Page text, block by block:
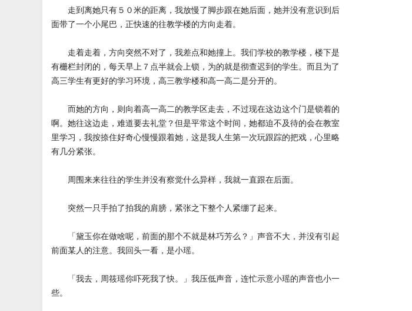
走到离她只有５０米的距离，我放慢了脚步跟在她后面，她并没有意识到后
面带了一个小尾巴，正快速的往教学楼的方向走着。
走着走着，方向突然不对了，我差点和她撞上。我们学校的教学楼，楼下是
有栅栏封闭的，每天早上７点半就会上锁，为的就是彻查迟到的学生。而且为了
高三学生有更好的学习环境，高三教学楼和高一高二是分开的。
而她的方向，则向着高一高二的教学区走去，不过现在这边这个门是锁着的
啊。她往这边走，难道要去礼堂？但是平常这个时间，她都迫不及待的会在教室
里学习，我按捺住好奇心慢慢跟着她，这是我人生第一次玩跟踪的把戏，心里略
有几分紧张。
周围来来往往的学生并没有察觉什么异样，我就一直跟在后面。
突然一只手拍了拍我的肩膀，紧张之下整个人紧绷了起来。
「黛玉你在做啥呢，前面的那个不就是林巧芳么？」声音不大，并没有引起
前面某人的注意。我回头一看，是小瑶。
「我去，周筱瑶你吓死我了快。」我压低声音，连忙示意小瑶的声音也小一
些。